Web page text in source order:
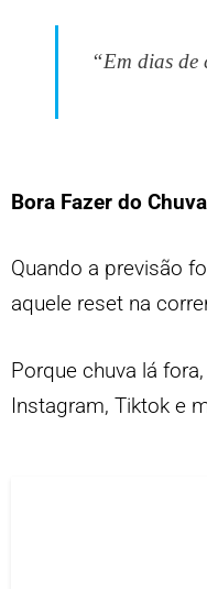
“Em dias de
Bora Fazer do
Quando a previsão
aquele reset na
Porque chuva lá
Instagram, Tiktok e